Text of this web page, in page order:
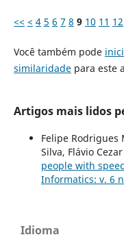
<< < 4 5 6 7 8 9 10 11 12
Você também pode
similaridadepara este
Artigos mais lidos
Felipe Rodrigues
Silva, Flávio
people with
Informatics: v. 6
Idioma